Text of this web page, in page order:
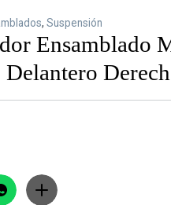
, Suspensión
Ensamblado